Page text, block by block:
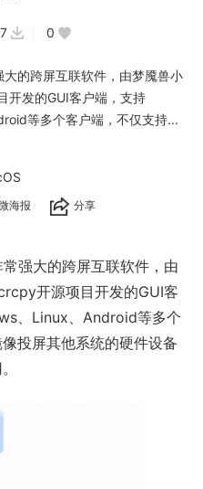
0
的跨屏互联软件，由梦魇兽小
开发的GUI客户端，支持
等多个客户端，不仅支持...
海报 分享
强大的跨屏互联软件，由
开源项目开发的GUI客
、Linux、Android等多个
投屏其他系统的硬件设备